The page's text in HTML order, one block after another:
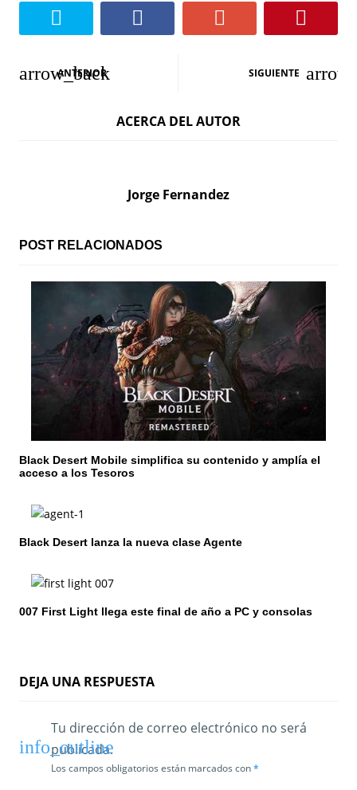
N
c
n
d
e
n
a
d
a
ANTERIOR SIGUIENTE
ACERCA DEL AUTOR
Jorge Fernandez
POST RELACIONADOS
Black Desert Mobile simplifica su contenido y amplía el
acceso a los Tesoros
Black Desert lanza la nueva clase Agente
007 First Light llega este final de año a PC y consolas
DEJA UNA RESPUESTA
Tu dirección de correo electrónico no será
publicada.
Los campos obligatorios están marcados con*